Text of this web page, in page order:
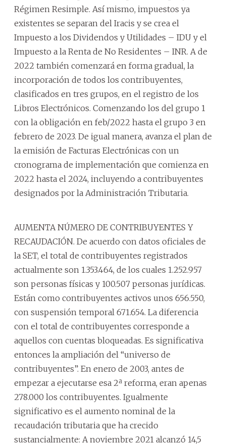
Régimen Resimple. Así mismo, impuestos ya
existentes se separan del Iracis y se crea el
Impuesto a los Dividendos y Utilidades – IDU y el
Impuesto a la Renta de No Residentes – INR. A de
2022 también comenzará en forma gradual, la
incorporación de todos los contribuyentes,
clasificados en tres grupos, en el registro de los
Libros Electrónicos. Comenzando los del grupo 1
con la obligación en feb/2022 hasta el grupo 3 en
febrero de 2023. De igual manera, avanza el plan de
la emisión de Facturas Electrónicas con un
cronograma de implementación que comienza en
2022 hasta el 2024, incluyendo a contribuyentes
designados por la Administración Tributaria.
AUMENTA NÚMERO DE CONTRIBUYENTES Y
RECAUDACIÓN. De acuerdo con datos oficiales de
la SET, el total de contribuyentes registrados
actualmente son 1.353.464, de los cuales 1.252.957
son personas físicas y 100.507 personas jurídicas.
Están como contribuyentes activos unos 656.550,
con suspensión temporal 671.654. La diferencia
con el total de contribuyentes corresponde a
aquellos con cuentas bloqueadas. Es significativa
entonces la ampliación del “universo de
contribuyentes”. En enero de 2003, antes de
empezar a ejecutarse esa 2ª reforma, eran apenas
278.000 los contribuyentes. Igualmente
significativo es el aumento nominal de la
recaudación tributaria que ha crecido
sustancialmente: A noviembre 2021 alcanzó 14,5